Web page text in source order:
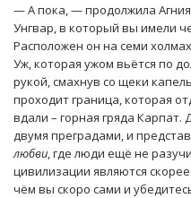
— А пока, — продолжила
Унгвар, в который вы имели
Расположен он на семи
Уж, которая ужом вьётся по
рукой, смахнув со щеки
проходит граница, которая
вдали – горная гряда
двумя преградами, и
любви, где люди ещё не
цивилизации являются
чём вы скоро сами и